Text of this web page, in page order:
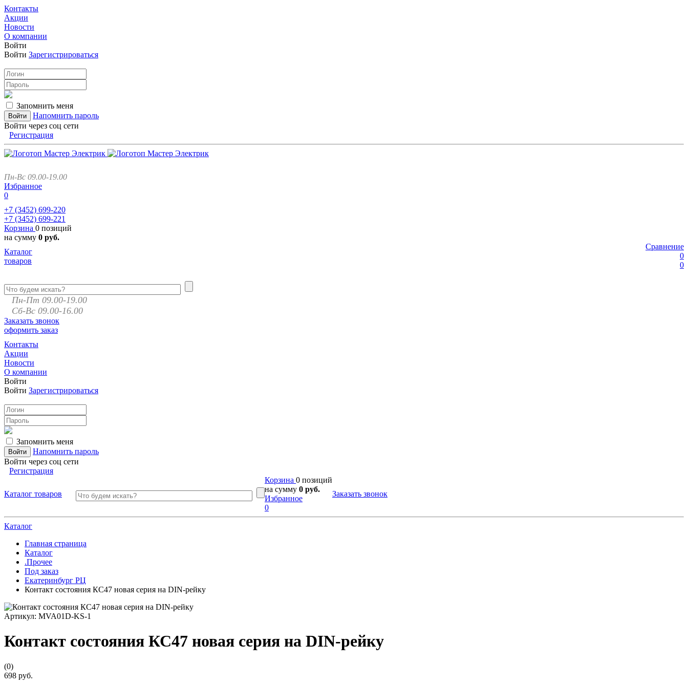
Контакты
Акции
Новости
О компании
Войти
Войти Зарегистрироваться
Запомнить меня
Напомнить пароль
Войти через соц сети
Регистрация
Пн-Вс 09.00-19.00
Избранное
0
+7 (3452) 699-220
+7 (3452) 699-221
Корзина 0 позиций
на сумму 0 руб.
Сравнение
0
0
Каталог
товаров
Пн-Пт 09.00-19.00
Сб-Вс 09.00-16.00
Заказать звонок
оформить заказ
Контакты
Акции
Новости
О компании
Войти
Войти Зарегистрироваться
Запомнить меня
Напомнить пароль
Войти через соц сети
Регистрация
Каталог товаров
Корзина 0 позиций
на сумму 0 руб.
Избранное
0
Заказать звонок
Каталог
Главная страница
Каталог
.Прочее
Под заказ
Екатеринбург РЦ
Контакт состояния КС47 новая серия на DIN-рейку
Артикул: MVA01D-KS-1
Контакт состояния КС47 новая серия на DIN-рейку
(0)
698 руб.